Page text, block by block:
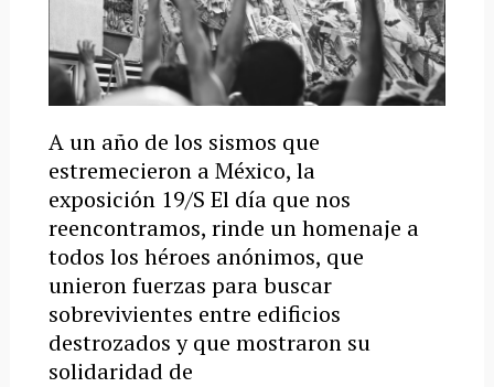
A un año de los sismos que
estremecieron a México, la
exposición 19/S El día que nos
reencontramos, rinde un homenaje a
todos los héroes anónimos, que
unieron fuerzas para buscar
sobrevivientes entre edificios
destrozados y que mostraron su
solidaridad de